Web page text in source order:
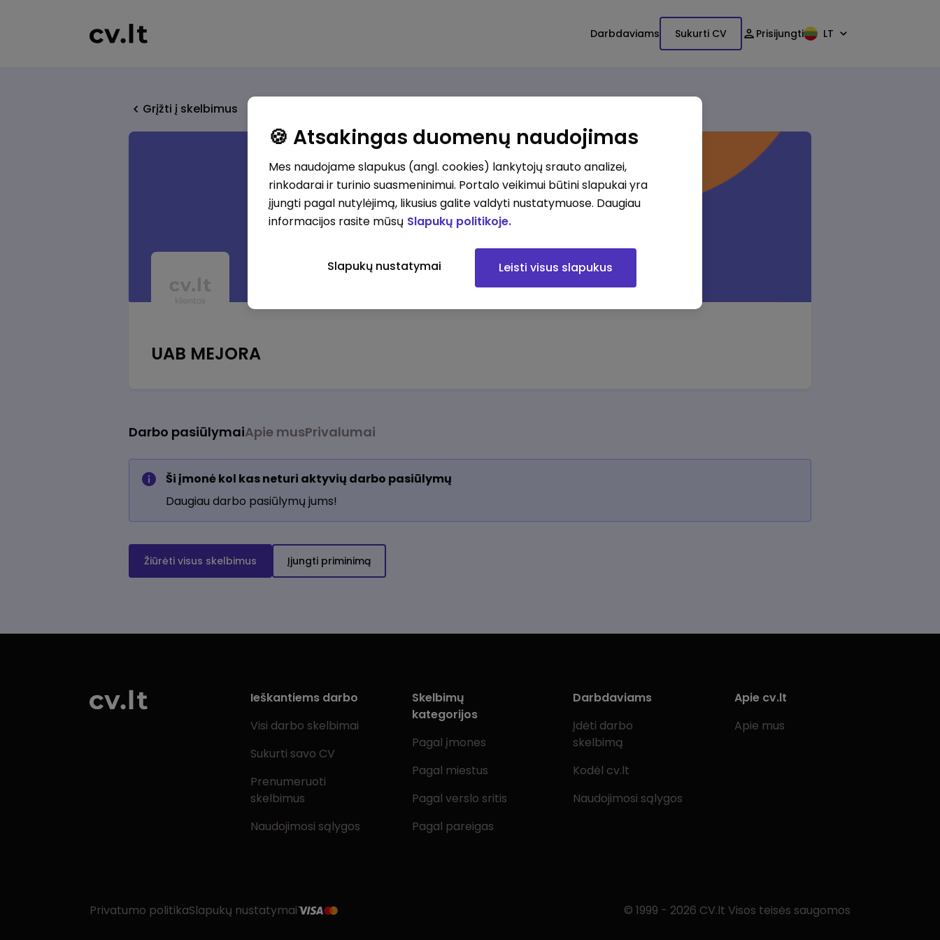
Darbdaviams Sukurti CV Prisijungti LT
Grįžti į skelbimus
UAB MEJORA
Darbo pasiūlymaiApie musPrivalumai
Ši įmonė kol kas neturi aktyvių darbo pasiūlymų
Daugiau darbo pasiūlymų jums!
Žiūrėti visus skelbimus Įjungti priminimą
Ieškantiems darbo
Visi darbo skelbimai
Sukurti savo CV
Prenumeruoti
skelbimus
Naudojimosi sąlygos
Skelbimų
kategorijos
Pagal įmones
Pagal miestus
Pagal verslo sritis
Pagal pareigas
Darbdaviams
Įdėti darbo
skelbimą
Kodėl cv.lt
Naudojimosi sąlygos
Apie cv.lt
Apie mus
Privatumo politikaSlapukų nustatymai © 1999 - 2026 CV.lt Visos teisės saugomos
🍪 Atsakingas duomenų naudojimas
Mes naudojame slapukus (angl. cookies) lankytojų srauto analizei,
rinkodarai ir turinio suasmeninimui. Portalo veikimui būtini slapukai yra
įjungti pagal nutylėjimą, likusius galite valdyti nustatymuose. Daugiau
informacijos rasite mūsų Slapukų politikoje.
Slapukų nustatymai Leisti visus slapukus